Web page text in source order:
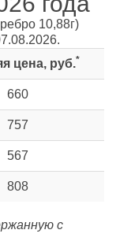
10,88г)
цена, руб.*
660
757
567
808
с